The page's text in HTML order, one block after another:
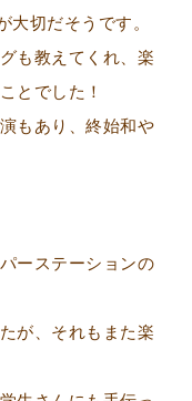
大切だそうです。
も教えてくれ、楽
とでした！
もあり、終始和や
ーステーションの
が、それもまた楽